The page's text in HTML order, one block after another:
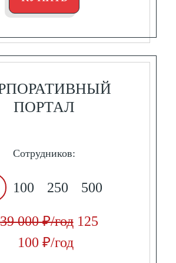
ПОРТАЛ
Сотрудников:
100 250 500
000 ₽/год 125
100 ₽/год